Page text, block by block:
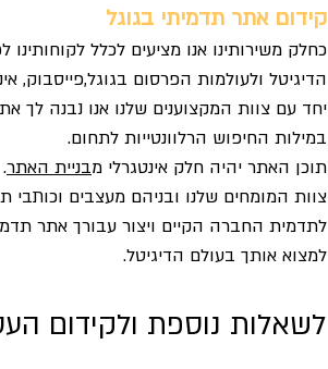
קידום אתר תדמיתי בגוגל
כחלק משירותינו אנו מציעים לכלל
הדיגיטל ולעולמות הפרסום בגוגל,פייסבוק,
יחד עם צוות המקצוענים שלנו אנו נבנה לך
במילות החיפוש הרלוונטייות לתחום.
תוכן האתר יהיה חלק אינטגרלי מבניית האתר.
צוות המומחים שלנו ובניהם מעצבים וכותבי
לתדמית החברה הקיים ויצור עבורך אתר
למצוא אותך בעולם הדיגיטל.
לשאלות נוספת ולקידום